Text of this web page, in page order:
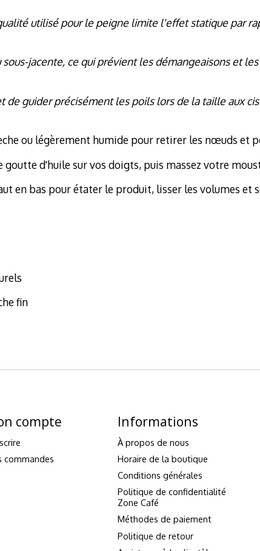
utilisé pour le peigne limite l'effet statique par
jacente, ce qui prévient les démangeaisons et
guider précisément les poils lors de la taille aux
ou légèrement humide pour retirer les nœuds et
d'huile sur vos doigts, puis massez votre
en bas pour étater le produit, lisser les volumes
fin
compte
commandes
Informations
À propos de nous
Horaire de la boutique
Conditions générales
Politique de confidentialité
Zone Café
Méthodes de paiement
Politique de retour